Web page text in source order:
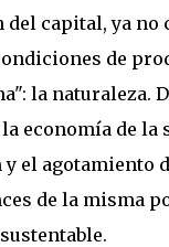
capital, ya no
de
la naturaleza.
economía de la
el agotamiento
de la misma